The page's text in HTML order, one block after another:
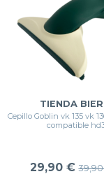
TIENDA
Cepillo Goblin vk 135 vk
compatible
29,90 €